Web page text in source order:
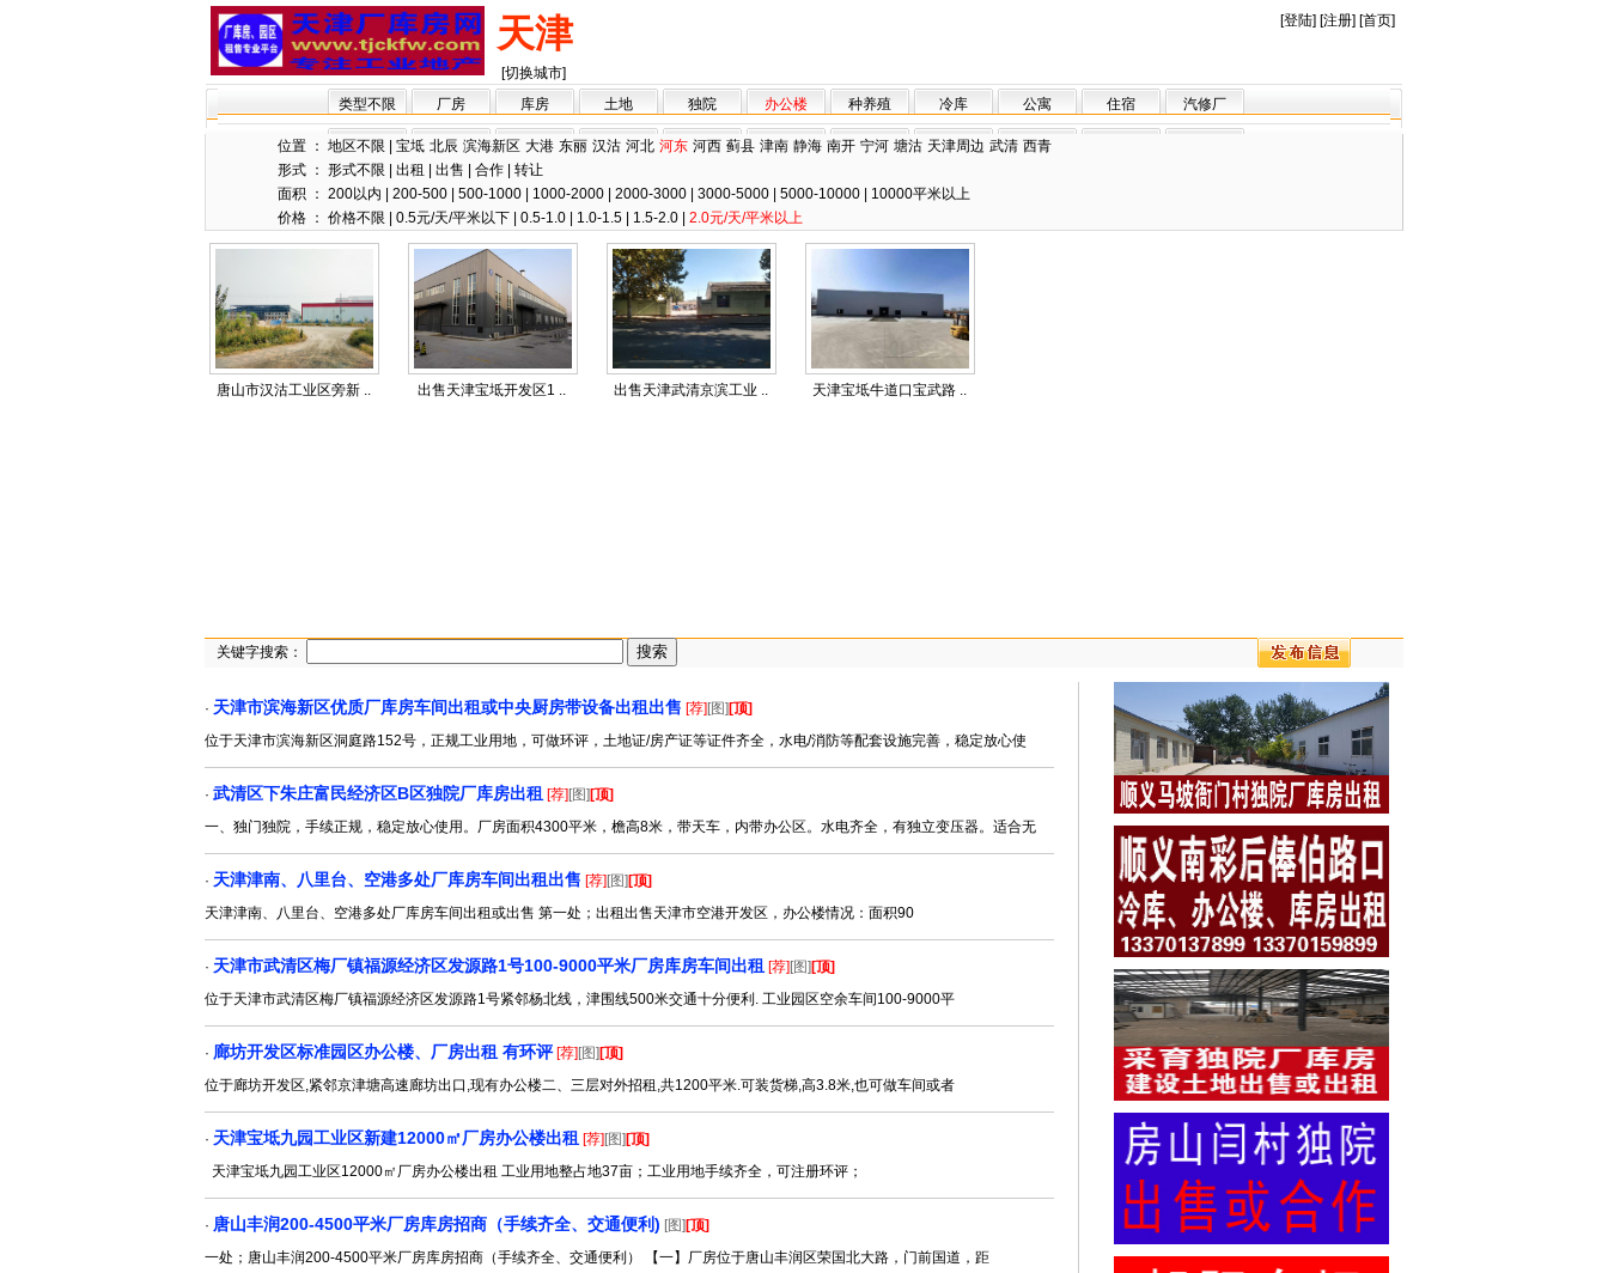
天津
[切换城市]
[登陆] [注册] [首页]
类型不限 厂房 库房 土地 独院 办公楼 种养殖 冷库 公寓 住宿 汽修厂
位置 ： 地区不限 宝坻 北辰 滨海新区 大港 东丽 汉沽 河北 河东 河西 蓟县 津南 静海 南开 宁河 塘沽 天津周边 武清 西青
形式 ： 形式不限 出租 出售 合作
转让
面积 ： 200以内 200-500 500-1000 1000-2000 2000-3000 3000-5000 5000-10000
10000平米以上
价格 ： 价格不限 0.5元/天/平米以下 0.5-1.0 1.0-1.5 1.5-2.0 2.0元/天/平米以上
唐山市汉沽工业区旁新 .. 出售天津宝坻开发区1 .. 出售天津武清京滨工业 .. 天津宝坻牛道口宝武路 ..
关键字搜索：
· 天津市滨海新区优质厂库房车间出租或中央厨房带设备出租出售 [荐] [图] [顶]
位于天津市滨海新区洞庭路152号，正规工业用地，可做环评，土地证/房产证等证件齐全，水电/消防等配套设施完善，稳定放心使
· 武清区下朱庄富民经济区B区独院厂库房出租 [荐] [图] [顶]
一、独门独院，手续正规，稳定放心使用。厂房面积4300平米，檐高8米，带天车，内带办公区。水电齐全，有独立变压器。适合无
· 天津津南、八里台、空港多处厂库房车间出租出售 [荐] [图] [顶]
天津津南、八里台、空港多处厂库房车间出租或出售 第一处；出租出售天津市空港开发区，办公楼情况：面积90
· 天津市武清区梅厂镇福源经济区发源路1号100-9000平米厂房库房车间出租 [荐] [图] [顶]
位于天津市武清区梅厂镇福源经济区发源路1号紧邻杨北线，津围线500米交通十分便利. 工业园区空余车间100-9000平
· 廊坊开发区标准园区办公楼、厂房出租 有环评 [荐] [图] [顶]
位于廊坊开发区,紧邻京津塘高速廊坊出口,现有办公楼二、三层对外招租,共1200平米.可装货梯,高3.8米,也可做车间或者
· 天津宝坻九园工业区新建12000㎡厂房办公楼出租 [荐] [图] [顶]
天津宝坻九园工业区12000㎡厂房办公楼出租 工业用地整占地37亩；工业用地手续齐全，可注册环评；
· 唐山丰润200-4500平米厂房库房招商（手续齐全、交通便利) [图] [顶]
一处；唐山丰润200-4500平米厂房库房招商（手续齐全、交通便利） 【一】厂房位于唐山丰润区荣国北大路，门前国道，距